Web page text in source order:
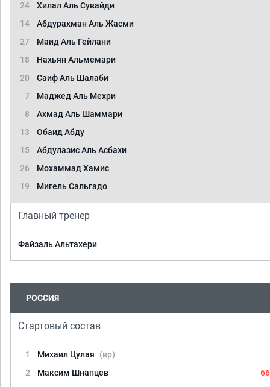
24
Хилал Аль Сувайди
14
Абдурахман Аль Жасми
27
Маид Аль Гейлани
18
Нахьян Альмемари
20
Саиф Аль Шалаби
7
Маджед Аль Мехри
8
Ахмад Аль Шаммари
13
Обаид Абду
15
Абдулазис Аль Асбахи
26
Мохаммад Хамис
19
Мигель Сальгадо
Главный тренер
Файзаль Альтахери
РОССИЯ
Стартовый состав
1 Михаил Цулая
(вр)
2
Максим Шнапцев